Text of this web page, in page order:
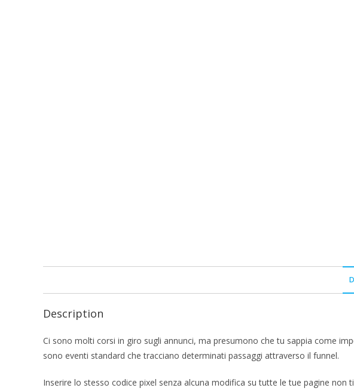
Description
Ci sono molti corsi in giro sugli annunci, ma presumono che tu sappia come
sono eventi standard che tracciano determinati passaggi attraverso il funnel.
Inserire lo stesso codice pixel senza alcuna modifica su tutte le tue pagine